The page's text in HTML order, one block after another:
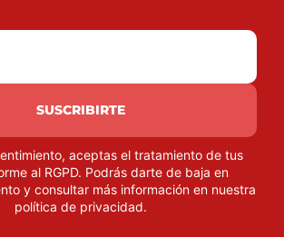
SUSCRIBIRTE
aceptas el tratamiento de tus
al RGPD. Podrás darte de baja en
y consultar más información en nuestra
política de privacidad.